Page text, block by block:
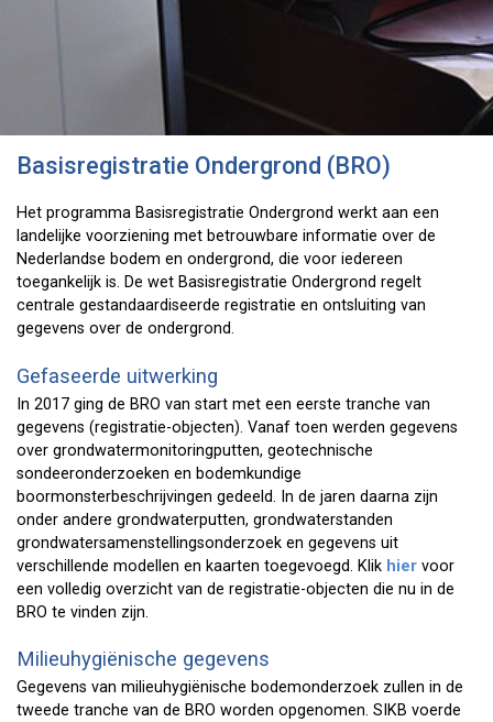
Basisregistratie Ondergrond (BRO)
Het programma Basisregistratie Ondergrond werkt aan een
landelijke voorziening met betrouwbare informatie over de
Nederlandse bodem en ondergrond, die voor iedereen
toegankelijk is. De wet Basisregistratie Ondergrond regelt
centrale gestandaardiseerde registratie en ontsluiting van
gegevens over de ondergrond.
Gefaseerde uitwerking
In 2017 ging de BRO van start met een eerste tranche van
gegevens (registratie-objecten). Vanaf toen werden gegevens
over grondwatermonitoringputten, geotechnische
sondeeronderzoeken en bodemkundige
boormonsterbeschrijvingen gedeeld. In de jaren daarna zijn
onder andere grondwaterputten, grondwaterstanden
grondwatersamenstellingsonderzoek en gegevens uit
verschillende modellen en kaarten toegevoegd. Klik hier voor
een volledig overzicht van de registratie-objecten die nu in de
BRO te vinden zijn.
Milieuhygiënische gegevens
Gegevens van milieuhygiënische bodemonderzoek zullen in de
tweede tranche van de BRO worden opgenomen. SIKB voerde